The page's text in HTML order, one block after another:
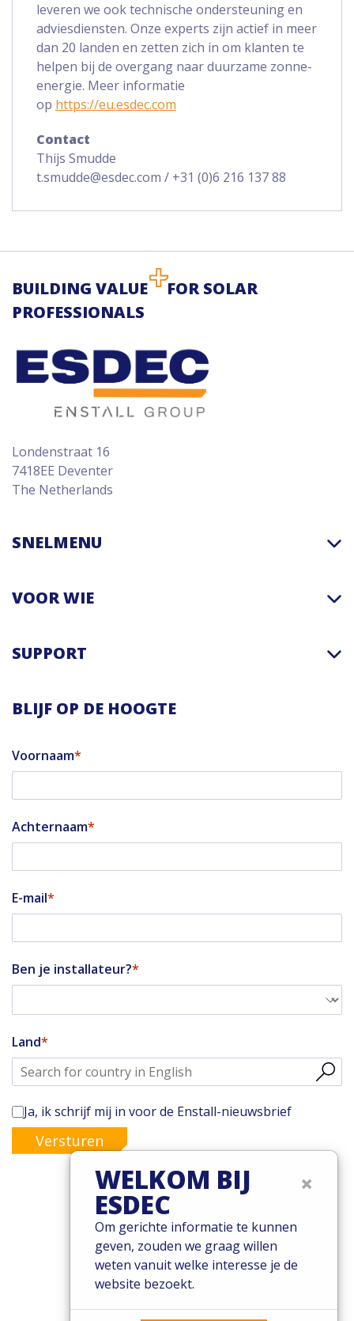
leveren we ook technische ondersteuning en
adviesdiensten. Onze experts zijn actief in meer
dan 20 landen en zetten zich in om klanten te
helpen bij de overgang naar duurzame zonne-
energie. Meer informatie
op https://eu.esdec.com
Contact
Thijs Smudde
t.smudde@esdec.com / +31 (0)6 216 137 88
BUILDING VALUE
FOR SOLAR
PROFESSIONALS
Londenstraat 16
7418EE Deventer
The Netherlands
SNELMENU
VOOR WIE
SUPPORT
BLIJF OP DE HOOGTE
Voornaam
Achternaam
E-mail
Ben je installateur?
Land
Ja, ik schrijf mij in voor de Enstall-nieuwsbrief
Versturen
© 2026 Esdec. Alle rechten voorbehouden
Patents
Algemene voorwaarden
Garantievoorwaarden
Governance
×
WELKOM BIJ
ESDEC
Om gerichte informatie te kunnen
geven, zouden we graag willen
weten vanuit welke interesse je de
website bezoekt.